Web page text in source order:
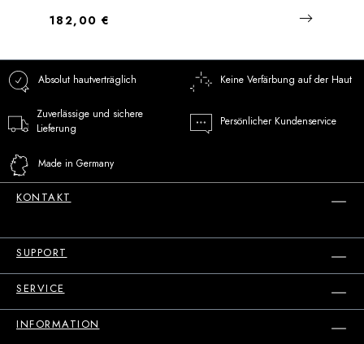
Regulärer Preis:
182,00 €
Absolut hautverträglich Keine Verfärbung auf der Haut
Zuverlässige und sichere
Lieferung
Persönlicher Kundenservice
Made in Germany
KONTAKT
SUPPORT
SERVICE
INFORMATION